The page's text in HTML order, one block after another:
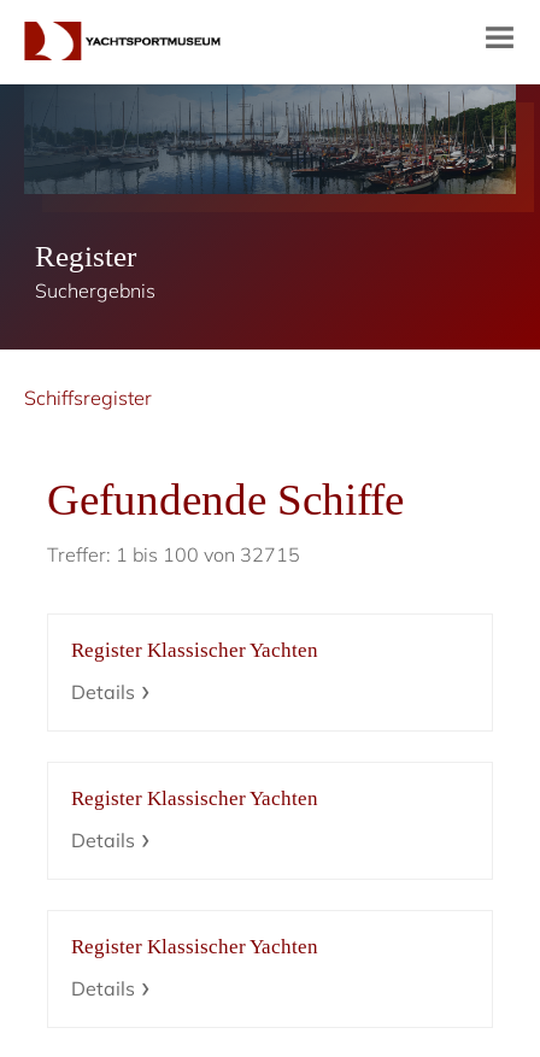
Register
Suchergebnis
Schiffsregister
Gefundende Schiffe
Treffer: 1 bis 100 von 32715
Register Klassischer Yachten
Details
Register Klassischer Yachten
Details
Register Klassischer Yachten
Details